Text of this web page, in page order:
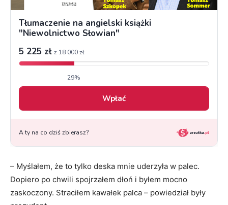
– Myślałem, że to tylko deska mnie uderzyła w palec.
Dopiero po chwili spojrzałem dłoń i byłem mocno
zaskoczony. Straciłem kawałek palca – powiedział były